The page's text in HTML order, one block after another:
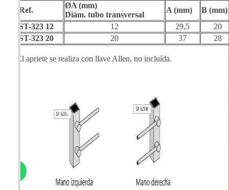
Ref.
ØA (mm)
Diám. tubo transversal
A (mm)
B (mm)
ST-323 12
12 29,5
20
ST-323 20
20 37 28
El apriete se realiza con llave Allen, no incluída.